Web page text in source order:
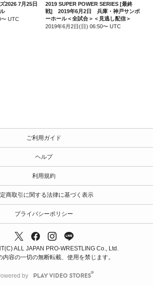
2026 7月25日
〜 UTC
2019 SUPER POWER SERIES [最終
戦] 2019年6月2日 兵庫・神戸サンボ
ーホール＜全試合＞＜見逃し配信＞
2019年6月2日(日) 06:50〜 UTC
ご利用ガイド
ヘルプ
利用規約
商取引に関する法律に基づく表示
プライバシーポリシー
ALL JAPAN PRO-WRESTLING Co., Ltd.
内容の一切の無断転載、使用を禁じます。
by PLAY VIDEO STORES